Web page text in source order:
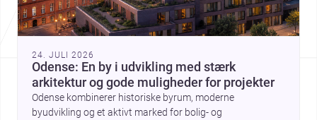
24. JULI 2026
Odense: En by i udvikling med stærk
arkitektur og gode muligheder for projekter
Odense kombinerer historiske byrum, moderne
byudvikling og et aktivt marked for bolig- og